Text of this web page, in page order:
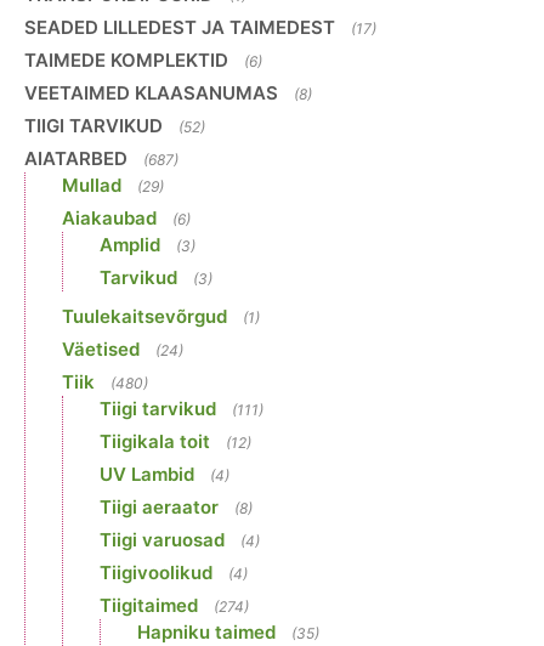
SEADED LILLEDEST JA TAIMEDEST (17)
TAIMEDE KOMPLEKTID (6)
VEETAIMED KLAASANUMAS (8)
TIIGI TARVIKUD (52)
AIATARBED (687)
Mullad (29)
Aiakaubad (6)
Amplid (3)
Tarvikud (3)
Tuulekaitsevõrgud (1)
Väetised (24)
Tiik (480)
Tiigi tarvikud (111)
Tiigikala toit (12)
UV Lambid (4)
Tiigi aeraator (8)
Tiigi varuosad (4)
Tiigivoolikud (4)
Tiigitaimed (274)
Hapniku taimed (35)